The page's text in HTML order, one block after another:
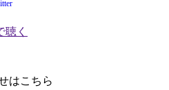
聴く
はこちら